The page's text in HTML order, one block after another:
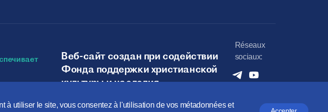
à utiliser le site, vous consentez à l'utilisation de vos métadonnées et
Веб-сайт создан при содействии
Фонда поддержки христианской
культуры и наследия
Réseaux
sociaux: